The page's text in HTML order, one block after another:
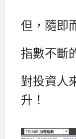
但，隨即
指數不斷
對投資人
升！